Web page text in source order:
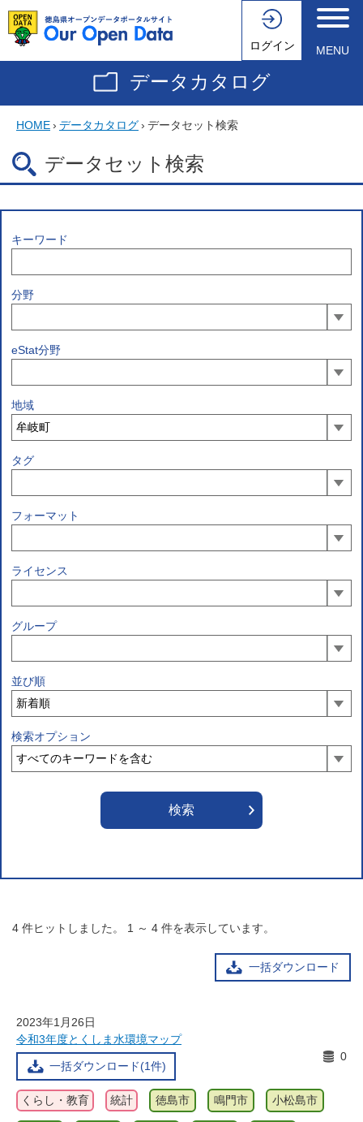
ログイン MENU
データカタログ
HOME› データカタログ› データセット検索
データセット検索
キーワード
分野
eStat分野
地域
タグ
フォーマット
ライセンス
グループ
並び順
検索オプション
4 件ヒットしました。 1 ～ 4 件を表示しています。
一括ダウンロード
2023年1月26日
令和3年度とくしま水環境マップ
一括ダウンロード(1件)
0
くらし・教育 統計 徳島市 鳴門市 小松島市